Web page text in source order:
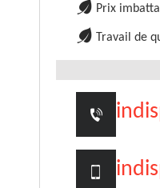
Prix
Travail de